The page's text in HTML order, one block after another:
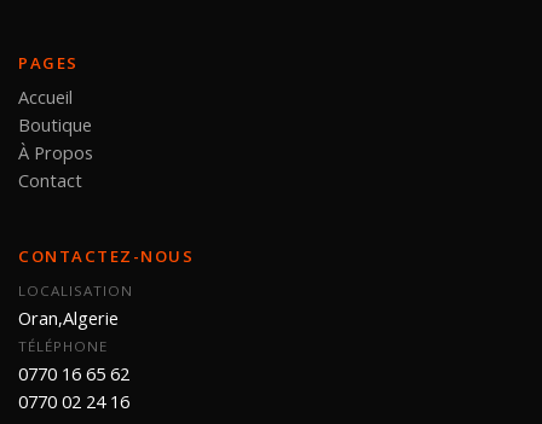
PAGES
Accueil
Boutique
À Propos
Contact
CONTACTEZ-NOUS
LOCALISATION
Oran,Algerie
TÉLÉPHONE
0770 16 65 62
0770 02 24 16